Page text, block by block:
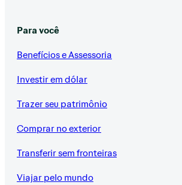
Para você
Benefícios e Assessoria
Investir em dólar
Trazer seu patrimônio
Comprar no exterior
Transferir sem fronteiras
Viajar pelo mundo